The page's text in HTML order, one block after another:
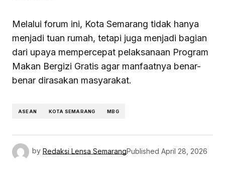
Melalui forum ini, Kota Semarang tidak hanya
menjadi tuan rumah, tetapi juga menjadi bagian
dari upaya mempercepat pelaksanaan Program
Makan Bergizi Gratis agar manfaatnya benar-
benar dirasakan masyarakat.
ASEAN KOTA SEMARANG MBG
by Redaksi Lensa SemarangPublished April 28, 2026